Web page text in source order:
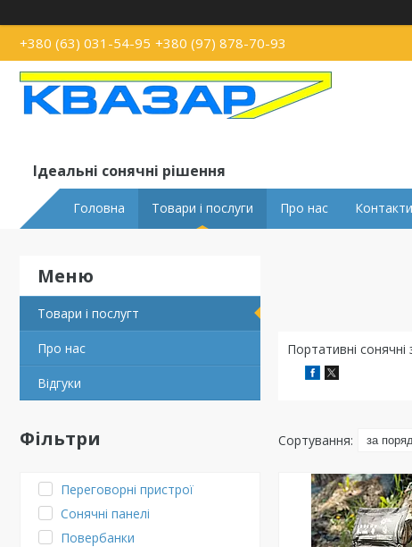
+380 (63) 031-54-95 +380 (97) 878-70-93
Ідеальні сонячні рішення
Головна Товари і послуги Про нас Контакти
Товари і послугт
Про нас
Відгуки
Фільтри
Переговорні пристрої
Сонячні панелі
Повербанки
Портативні сонячні